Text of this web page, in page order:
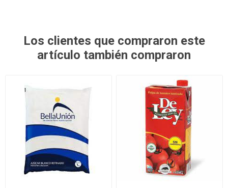
Los clientes que compraron este
artículo también compraron